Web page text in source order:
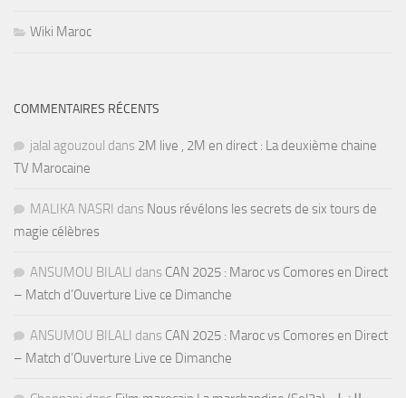
Wiki Maroc
COMMENTAIRES RÉCENTS
jalal agouzoul dans 2M live , 2M en direct : La deuxième chaine
TV Marocaine
MALIKA NASRI dans Nous révélons les secrets de six tours de
magie célèbres
ANSUMOU BILALI dans CAN 2025 : Maroc vs Comores en Direct
– Match d’Ouverture Live ce Dimanche
ANSUMOU BILALI dans CAN 2025 : Maroc vs Comores en Direct
– Match d’Ouverture Live ce Dimanche